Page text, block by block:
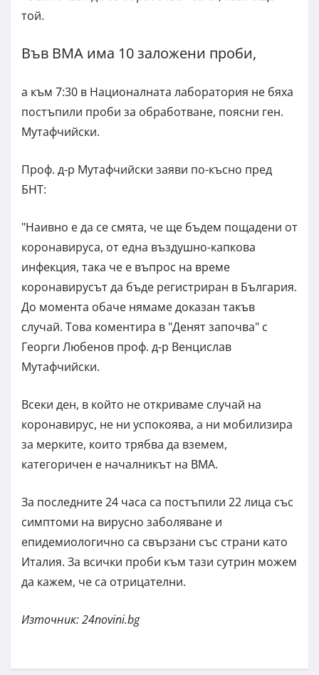
той.
Във ВМА има 10 заложени проби,
а към 7:30 в Националната лаборатория не бяха
постъпили проби за обработване, поясни ген.
Мутафчийски.
Проф. д-р Мутафчийски заяви по-късно пред
БНТ:
"Наивно е да се смята, че ще бъдем пощадени от
коронавируса, от една въздушно-капкова
инфекция, така че е въпрос на време
коронавирусът да бъде регистриран в България.
До момента обаче нямаме доказан такъв
случай. Това коментира в "Денят започва" с
Георги Любенов проф. д-р Венцислав
Мутафчийски.
Всеки ден, в който не откриваме случай на
коронавирус, не ни успокоява, а ни мобилизира
за мерките, които трябва да вземем,
категоричен е началникът на ВМА.
За последните 24 часа са постъпили 22 лица със
симптоми на вирусно заболяване и
епидемиологично са свързани със страни като
Италия. За всички проби към тази сутрин можем
да кажем, че са отрицателни.
Източник: 24novini.bg